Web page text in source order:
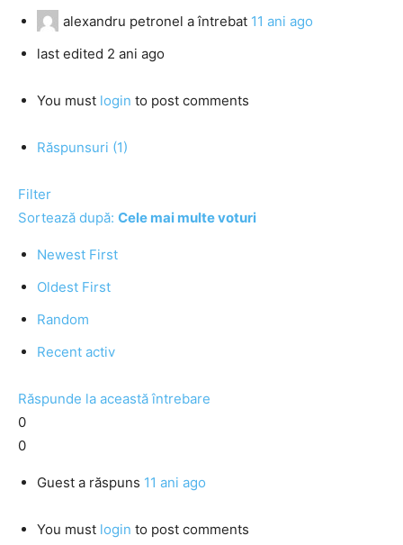
alexandru petronel a întrebat 11 ani ago
last edited 2 ani ago
You must login to post comments
Răspunsuri (1)
Filter
Sortează după: Cele mai multe voturi
Newest First
Oldest First
Random
Recent activ
Răspunde la această întrebare
0
0
Guest a răspuns 11 ani ago
You must login to post comments